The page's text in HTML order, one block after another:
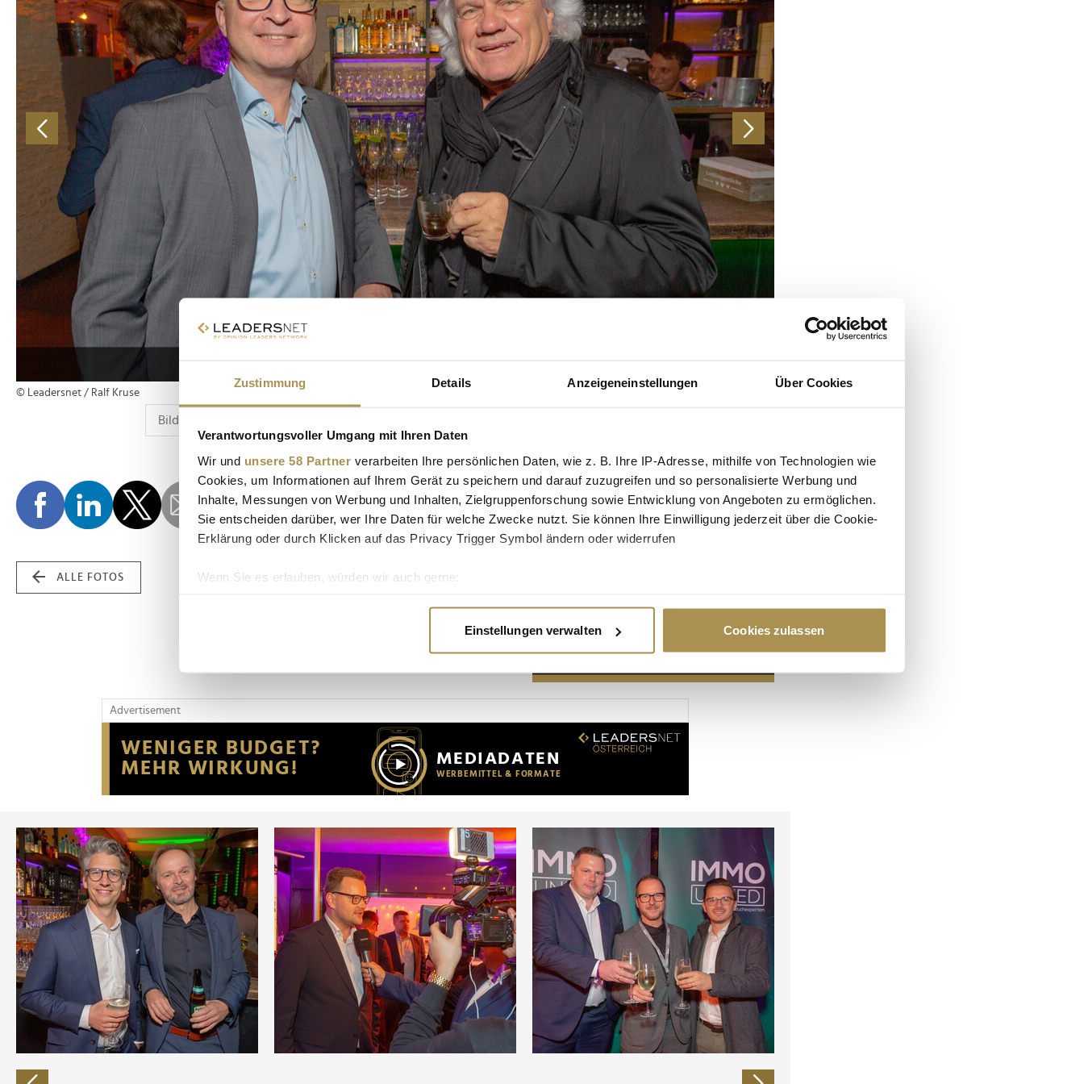
Zustimmung Details Anzeigeneinstellungen Über Cookies
Verantwortungsvoller Umgang mit Ihren Daten
Wir und unsere 58 Partner verarbeiten Ihre persönlichen Daten, wie z. B. Ihre IP-Adresse, mithilfe von Technologien wie
Cookies, um Informationen auf Ihrem Gerät zu speichern und darauf zuzugreifen und so personalisierte Werbung und
Inhalte, Messungen von Werbung und Inhalten, Zielgruppenforschung sowie Entwicklung von Angeboten zu ermöglichen.
Sie entscheiden darüber, wer Ihre Daten für welche Zwecke nutzt. Sie können Ihre Einwilligung jederzeit über die Cookie-
Erklärung oder durch Klicken auf das Privacy Trigger Symbol ändern oder widerrufen
Wenn Sie es erlauben, würden wir auch gerne:
Erfahren Sie mehr darüber, wie Ihre persönlichen Daten verarbeitet werden, und legen Sie Ihre Präferenzen im
Wir verwenden Cookies, um Inhalte und Anzeigen zu personalisieren, Funktionen für soziale Medien anbieten zu können
Website an unsere Partner für soziale Medien, Werbung und Analysen weiter. Unsere Partner führen diese Informationen
möglicherweise mit weiteren Daten zusammen, die Sie ihnen bereitgestellt haben oder die sie im Rahmen Ihrer Nutzung
der Dienste gesammelt haben.
Einstellungen verwalten Cookies zulassen
© Leadersnet / Ralf Kruse
ALLE FOTOS
Advertisement
Advertisement